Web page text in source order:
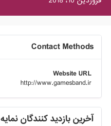
Contact Methods
Website URL
http://www.gamesband.ir
آخرین بازدید کنندگان نمایه